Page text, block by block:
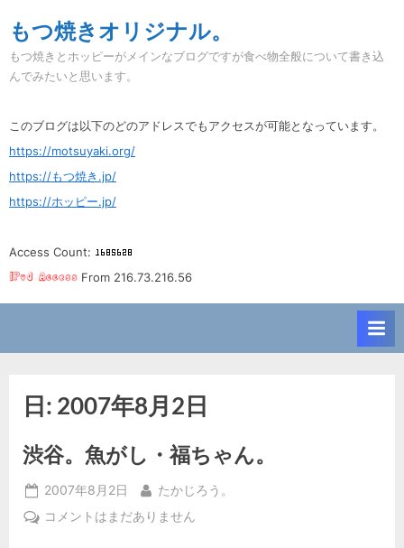
to
content
もつ焼きオリジナル。
もつ焼きとホッピーがメインなブログですが食べ物全般について書き込
んでみたいと思います。
このブログは以下のどのアドレスでもアクセスが可能となっています。
https://motsuyaki.org/
https://もつ焼き.jp/
https://ホッピー.jp/
Access Count:
From 216.73.216.56
日: 2007年8月2日
渋谷。魚がし・福ちゃん。
Posted
on
2007年8月2日 By
たかじろう。
渋
コメントはまだありません